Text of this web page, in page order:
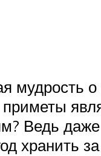
мудрость
Ведь
хранить